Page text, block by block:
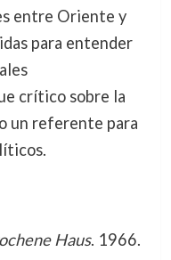
entre Oriente y
para entender
crítico sobre la
un referente para
Haus. 1966.